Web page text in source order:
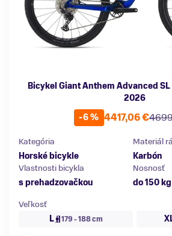
Bicykel Giant Anthem Advanced
2026
-6 % 4417,06 €
Kategória
Horské bicykle
Materiál
Karbón
Vlastnosti bicykla
s prehadzovačkou
Nosnosť
do 150 kg
Veľkosť
L
179 - 188 cm